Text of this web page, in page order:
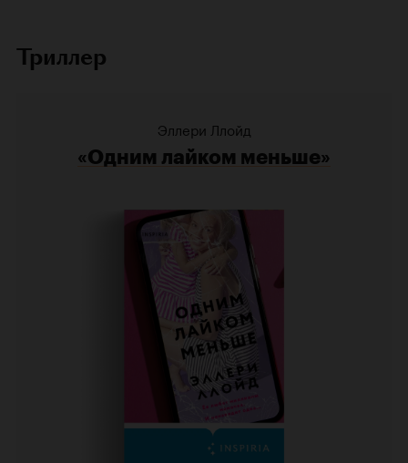
Триллер
Эллери Ллойд
«Одним лайком меньше»